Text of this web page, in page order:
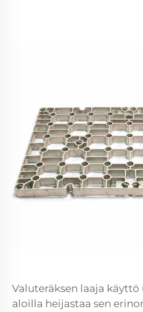
Valuteräksen laaja
aloilla heijastaa sen